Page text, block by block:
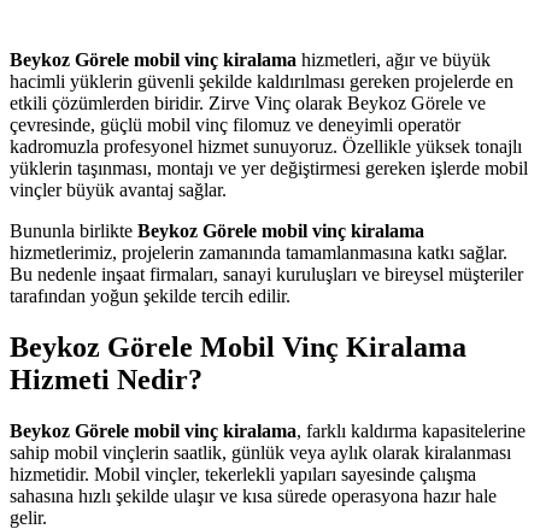
Beykoz Görele mobil vinç kiralama hizmetleri, ağır ve büyük
hacimli yüklerin güvenli şekilde kaldırılması gereken projelerde en
etkili çözümlerden biridir. Zirve Vinç olarak Beykoz Görele ve
çevresinde, güçlü mobil vinç filomuz ve deneyimli operatör
kadromuzla profesyonel hizmet sunuyoruz. Özellikle yüksek tonajlı
yüklerin taşınması, montajı ve yer değiştirmesi gereken işlerde mobil
vinçler büyük avantaj sağlar.
Bununla birlikte Beykoz Görele mobil vinç kiralama
hizmetlerimiz, projelerin zamanında tamamlanmasına katkı sağlar.
Bu nedenle inşaat firmaları, sanayi kuruluşları ve bireysel müşteriler
tarafından yoğun şekilde tercih edilir.
Beykoz Görele Mobil Vinç Kiralama
Hizmeti Nedir?
Beykoz Görele mobil vinç kiralama, farklı kaldırma kapasitelerine
sahip mobil vinçlerin saatlik, günlük veya aylık olarak kiralanması
hizmetidir. Mobil vinçler, tekerlekli yapıları sayesinde çalışma
sahasına hızlı şekilde ulaşır ve kısa sürede operasyona hazır hale
gelir.